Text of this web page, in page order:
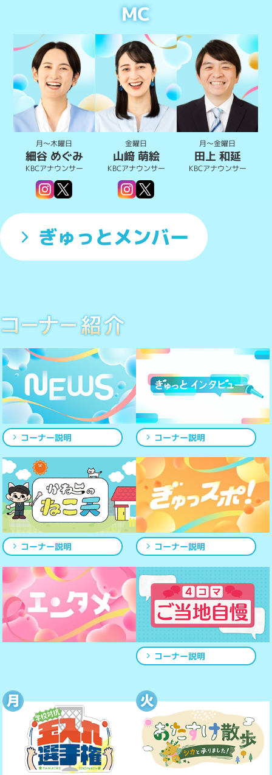
MC
月～木曜日
細谷 めぐみ
KBCアナウンサー
金曜日
山﨑 萌絵
KBCアナウンサー
月～金曜日
田上 和延
KBCアナウンサー
ぎゅっとメンバー
コーナー説明 コーナー説明
コーナー説明 コーナー説明
コーナー説明